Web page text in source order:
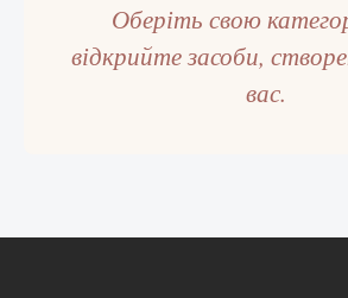
Оберіть свою
відкрийте засоби,
вас.